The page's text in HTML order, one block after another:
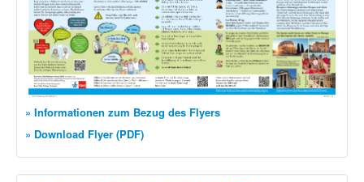
» Informationen zum Bezug des Flyers
» Download Flyer (PDF)